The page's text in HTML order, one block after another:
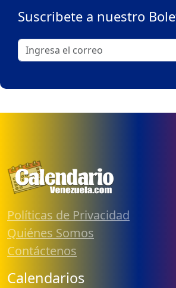
Suscribete a nuestro
Políticas de Privacidad
Quiénes Somos
Contáctenos
Calendarios